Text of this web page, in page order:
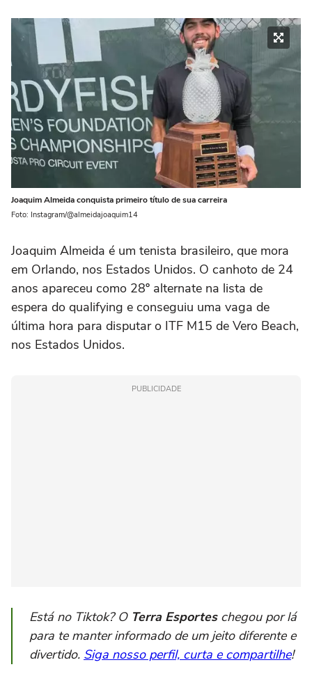
Joaquim Almeida conquista primeiro título de sua carreira
Foto: Instagram/@almeidajoaquim14
Joaquim Almeida é um tenista brasileiro, que mora
em Orlando, nos Estados Unidos. O canhoto de 24
anos apareceu como 28º alternate na lista de
espera do qualifying e conseguiu uma vaga de
última hora para disputar o ITF M15 de Vero Beach,
nos Estados Unidos.
PUBLICIDADE
Está no Tiktok? O Terra Esporteschegou por lá
para te manter informado de um jeito diferente e
divertido. Siga nosso perfil, curta e compartilhe!